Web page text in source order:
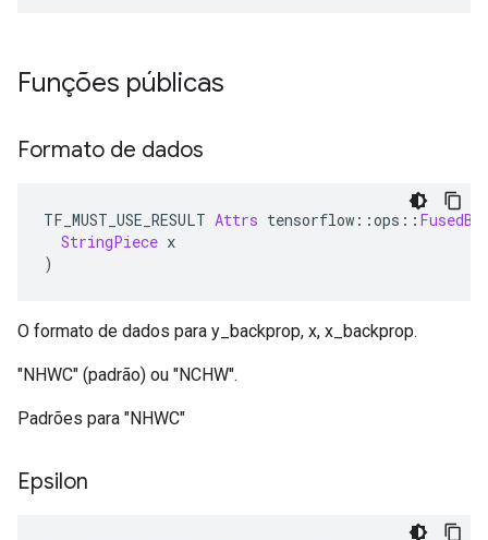
Funções públicas
Formato de dados
TF_MUST_USE_RESULT Attrs tensorflow ::ops ::
StringPiece x
)
O formato de dados para y_backprop, x, x_backprop.
"NHWC" (padrão) ou "NCHW".
Padrões para "NHWC"
Epsilon